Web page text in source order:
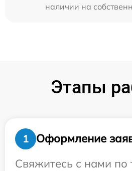
наличии на
Этапы
1
Оформление
Свяжитесь с нами по